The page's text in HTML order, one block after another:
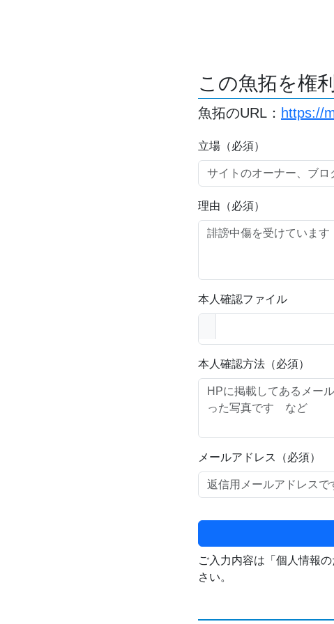
この魚拓を権
魚拓のURL： https://
立場（必須）
理由（必須）
本人確認ファイル
本人確認方法（必須）
メールアドレス（必須）
ご入力内容は「個人情報
さい。